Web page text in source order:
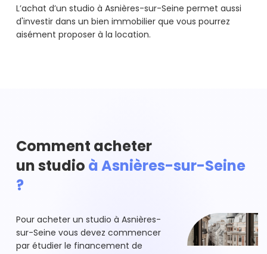
L’achat d’un studio à Asnières-sur-Seine permet aussi
d'investir dans un bien immobilier que vous pourrez
aisément proposer à la location.
Comment acheter
un studio à Asnières-sur-Seine
?
Pour acheter un studio à Asnières-
sur-Seine vous devez commencer
par étudier le financement de